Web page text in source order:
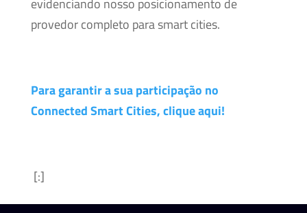
evidenciando nosso posicionamento de
provedor completo para smart cities.
Para garantir a sua participação no
Connected Smart Cities, clique aqui!
[:]